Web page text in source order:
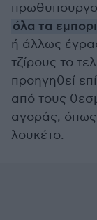
όλα τα
ή άλλως
τζίρους το
προηγηθεί
από τους
αγοράς, όπως
λουκέτο.